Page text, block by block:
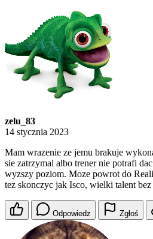
zelu_83
14 stycznia 2023
Mam wrazenie ze jemu brakuje
sie zatrzymal albo trener nie potrafi
wyzszy poziom. Moze powrot do
tez skonczyc jak Isco, wielki talent
Odpowiedz Zgłoś